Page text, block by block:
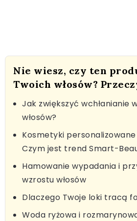
Nie wiesz, czy ten
Twoich włosów?
Jak zwiększyć wchłanianie
włosów?
Kosmetyki personalizowane
Czym jest trend Smart-
Hamowanie wypadania i
wzrostu włosów
Dlaczego Twoje loki tracą
Woda ryżowa i